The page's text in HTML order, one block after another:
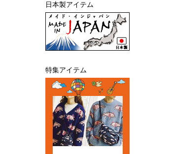
日本製アイテム
特集アイテム